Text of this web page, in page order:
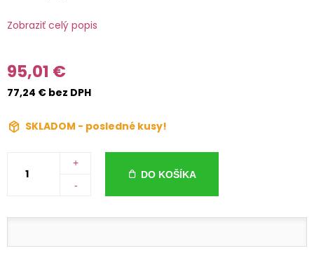
Zobraziť celý popis
95,01 €
77,24 € bez DPH
SKLADOM - posledné kusy!
+
-
DO KOŠÍKA